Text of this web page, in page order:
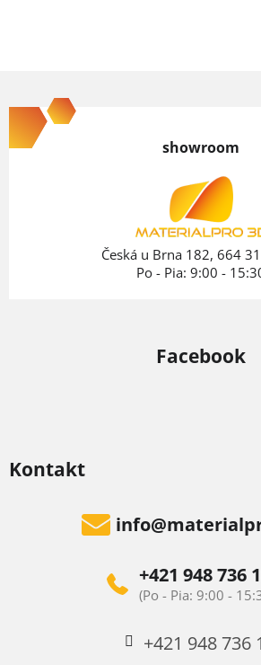
á
p
Kontakt
info@
+421 948 736
+421 948 736
showroom
Česká u Brna 182, 664
Po - Pia: 9:00 -
Facebook